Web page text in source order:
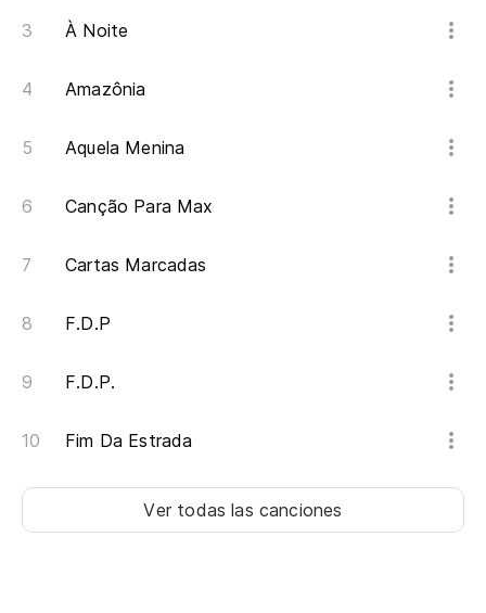
À Noite
Amazônia
Aquela Menina
Canção Para Max
Cartas Marcadas
F.D.P
F.D.P.
Fim Da Estrada
Ver todas las canciones